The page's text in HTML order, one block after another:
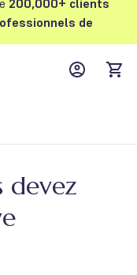
200,000+ clients
de
MyFFM
devez